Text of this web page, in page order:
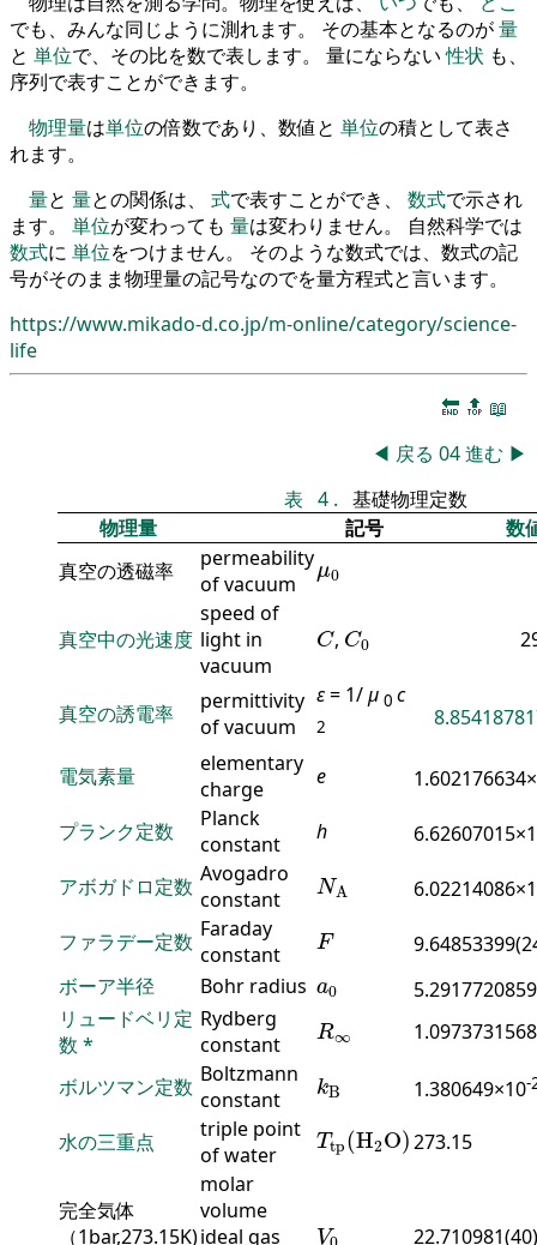
でも、みんな同じように測れます。 その基本となるのが量
と 単位で、その比を数で表します。 量にならない性状 も、
序列で表すことができます。
物理量は単位の倍数であり、数値と 単位の積として表さ
れます。
量と 量との関係は、 式で表すことができ、 数式で示され
ます。 単位が変わっても 量は変わりません。 自然科学では
数式に 単位をつけません。 そのような数式では、数式の記
号がそのまま物理量の記号なのでを量方程式と言います。
https://www.mikado-d.co.jp/m-online/category/science-
life
🔚 🔝 📖
◀ 戻る 04進む ▶
表 4 . 基礎物理定数
物理量
記号
数
真空の透磁率
permeability
of vacuum
μ0
μ0
真空中の光速度
speed of
light in
vacuum
C
C, C0
C0
真空の誘電率
permittivity
of vacuum
ε= 1/μ 0 c
2
電気素量
elementary
charge
e
プランク定数
Planck
constant
h
アボガドロ定数 Avogadro
constant
NA
NA
ファラデー定数 Faraday
constant
F
F
ボーア半径
Bohr radius a0
a0
リュードベリ定
数 *
Rydberg
constant
R∞
R∞
ボルツマン定数 Boltzmann
constant
kB
k 1.380649×10-
水の三重点
triple point
of water
Ttp(H2O)
Ttp(H 2O)273.15
完全気体
（1bar,273.15K)
molar
volume
ideal gas
V
V0 22.710981(40)